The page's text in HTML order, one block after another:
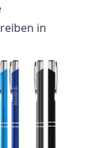
in